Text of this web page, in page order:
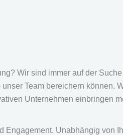
Wir sind immer auf der
Team bereichern können.
Unternehmen einbringen
Engagement. Unabhängig von